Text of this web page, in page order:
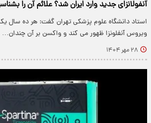
آنفولانزای جدید وارد ایران شد؟ علائم آن را
استاد دانشگاه علوم پزشکی تهران گفت: هر ده سال
ویروس آنفلونزا ظهور می کند و واکسن بر آن چندان…
۲۸ مهر ۱۴۰۴